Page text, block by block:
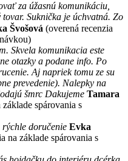
za úžasnú komunikáciu,
Suknička je úchvatná. Zo
Švošová (overená recenzia
Skvela komunikacia este
otazky a podane info. Po
Aj napriek tomu ze su
prevedenie). Nalepky na
šmrc Dakujeme Tamara
spárovania s
doručenie Evka
na základe spárovania s